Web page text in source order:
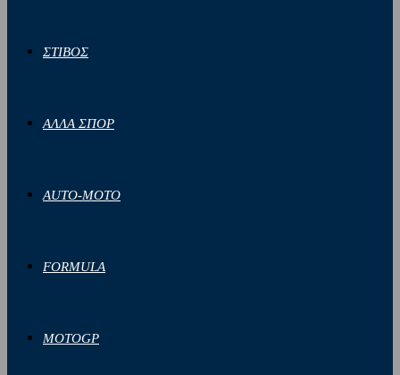
ΣΤΙΒΟΣ
ΑΛΛΑ ΣΠΟΡ
AUTO-MOTO
FORMULA
MOTOGP